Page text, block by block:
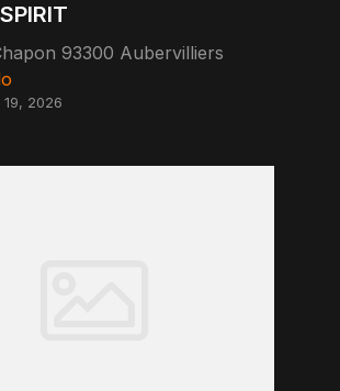
93300 Aubervilliers
2026